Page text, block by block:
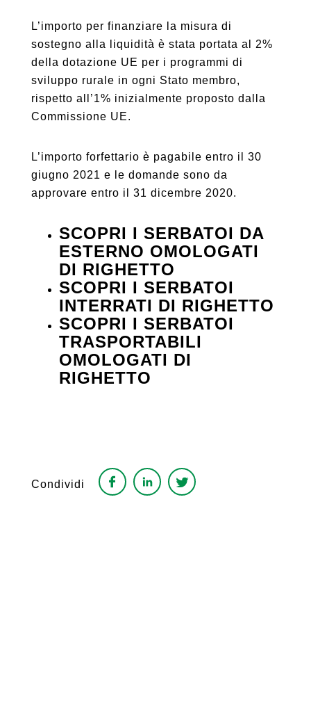
L’importo per finanziare la misura di
sostegno alla liquidità è stata portata al 2%
della dotazione UE per i programmi di
sviluppo rurale in ogni Stato membro,
rispetto all’1% inizialmente proposto dalla
Commissione UE.
L’importo forfettario è pagabile entro il 30
giugno 2021 e le domande sono da
approvare entro il 31 dicembre 2020.
SCOPRI I SERBATOI DA
ESTERNO OMOLOGATI
DI RIGHETTO
SCOPRI I SERBATOI
INTERRATI DI RIGHETTO
SCOPRI I SERBATOI
TRASPORTABILI
OMOLOGATI DI
RIGHETTO
Condividi